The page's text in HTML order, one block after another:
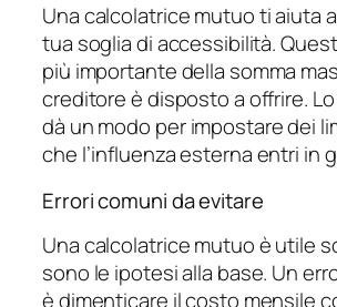
Una calcolatrice mutuo ti aiuta
tua soglia di accessibilità.
più importante della somma
creditore è disposto a offrire.
dà un modo per impostare dei
che l’influenza esterna entri in
Errori comuni da evitare
Una calcolatrice mutuo è utile
sono le ipotesi alla base. Un
è dimenticare il costo mensile